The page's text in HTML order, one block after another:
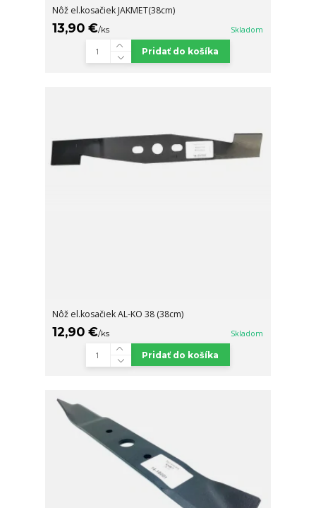
Nôž el.kosačiek JAKMET(38cm)
13,90 €/ks Skladom
Pridať do košíka
Nôž el.kosačiek AL-KO 38 (38cm)
12,90 €/ks Skladom
Pridať do košíka